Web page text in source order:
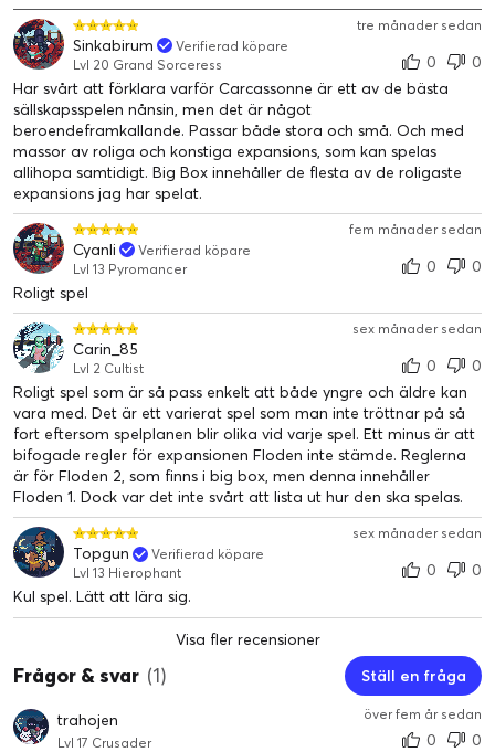
tre månader sedan
Sinkabirum
Verifierad köpare
Lvl 20 Grand Sorceress
0
0
Har svårt att förklara varför Carcassonne är ett av de bästa
sällskapsspelen nånsin, men det är något
beroendeframkallande. Passar både stora och små. Och med
massor av roliga och konstiga expansions, som kan spelas
allihopa samtidigt. Big Box innehåller de flesta av de roligaste
expansions jag har spelat.
fem månader sedan
Cyanli
Verifierad köpare
Lvl 13 Pyromancer
0
0
Roligt spel
sex månader sedan
Carin_85
Lvl 2 Cultist 0
0
Roligt spel som är så pass enkelt att både yngre och äldre kan
vara med. Det är ett varierat spel som man inte tröttnar på så
fort eftersom spelplanen blir olika vid varje spel. Ett minus är att
bifogade regler för expansionen Floden inte stämde. Reglerna
är för Floden 2, som finns i big box, men denna innehåller
Floden 1. Dock var det inte svårt att lista ut hur den ska spelas.
sex månader sedan
Topgun
Verifierad köpare
Lvl 13 Hierophant
0
0
Kul spel. Lätt att lära sig.
Visa fler recensioner
Frågor & svar (1) Ställ en fråga
trahojen
Lvl 17 Crusader
över fem år sedan
0
0